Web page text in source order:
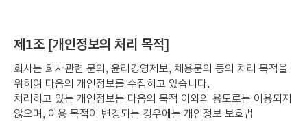
제1조 [개인정보의 처리 목적]
회사는 회사관련 문의, 윤리경영제보, 채용문의 등의 처리 목적을
위하여 다음의 개인정보를 수집하고 있습니다.
처리하고 있는 개인정보는 다음의 목적 이외의 용도로는 이용되지
않으며, 이용 목적이 변경되는 경우에는 개인정보 보호법